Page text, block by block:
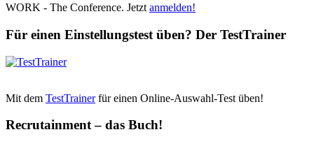
WORK - The Conference. Jetzt anmelden!
Für einen Einstellungstest üben? Der TestTrainer
Mit dem TestTrainerfür einen Online-Auswahl-Test üben!
Recrutainment – das Buch!